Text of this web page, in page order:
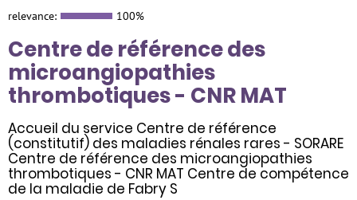
relevance: 100%
Centre de référence des
microangiopathies
thrombotiques - CNR MAT
Accueil du service Centre de référence
(constitutif) des maladies rénales rares - SORARE
Centre de référence des microangiopathies
thrombotiques - CNR MAT Centre de compétence
de la maladie de Fabry S